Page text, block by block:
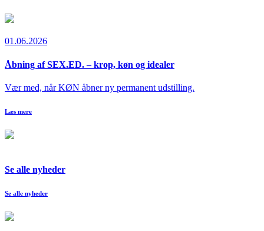
01.06.2026
Åbning af SEX.ED. – krop, køn og idealer
Vær med, når KØN åbner ny permanent udstilling.
Læs mere
Se alle nyheder
Se alle nyheder